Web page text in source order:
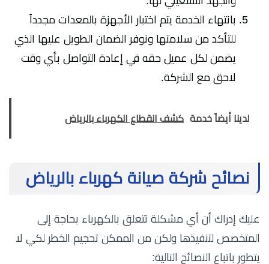
بانتهاء الخدمة يتم اختبار الأجهزة بالمعدات مجدداً
للتأكد من سلامتها ونوفر الضمان الطويل عليها الذي
يضمن لكل عميل حقه في إعادة التواصل بأي وقت
لاحق مع الشركة.
لدينا أيضاً خدمة كشف انقطاع الكهرباء بالرياض
نصائح شركة صيانة كهرباء بالرياض
عليك إدراك أن أي مشكلة تتعلق بالكهرباء بحاجة إلى
المتخصص لتنفيذها ولكن من الممكن تحجيم الخطر لكي لا
يتطور باتباع النصائح التالية: